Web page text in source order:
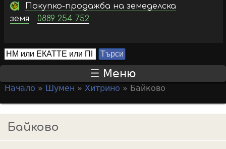
Покупко-продажба на земеделска
земя
0889 254 752
S
e
r
c
h
Т
ъ
с
и
Меню
o
u
Начало » Шумен » Хитрино » Байково
Байково